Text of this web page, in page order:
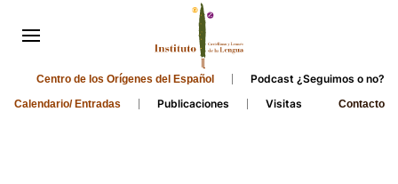
Centro de los Orígenes del Español Podcast ¿Seguimos o no?
Calendario/ Entradas Publicaciones
Visitas